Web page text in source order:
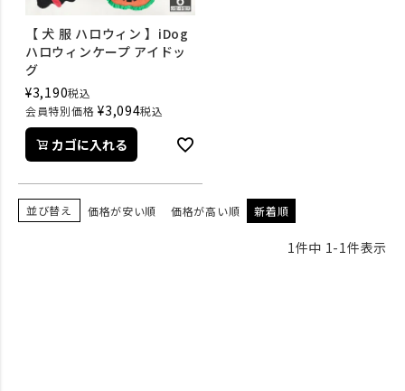
【 犬 服 ハロウィン 】iDog
ハロウィンケープ アイドッ
グ
¥3,190税込
会員特別価格 ¥3,094税込
カゴに入れる
並び替え 価格が安い順 価格が高い順 新着順
1件中 1-1件表示